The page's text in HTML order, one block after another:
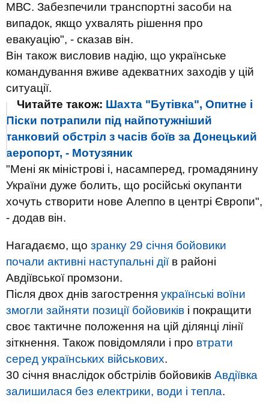
МВС. Забезпечили транспортні засоби на
випадок, якщо ухвалять рішення про
евакуацію", - сказав він.
Він також висловив надію, що українське
командування вживе адекватних заходів у цій
ситуації.
Читайте також: Шахта "Бутівка", Опитне і
Піски потрапили під найпотужніший
танковий обстріл з часів боїв за Донецький
аеропорт, - Мотузяник
"Мені як міністрові і, насамперед, громадянину
України дуже болить, що російські окупанти
хочуть створити нове Алеппо в центрі Європи",
- додав він.
Нагадаємо, що зранку 29 січня бойовики
почали активні наступальні діїв районі
Авдіївської промзони.
Після двох днів загострення українські воїни
змогли зайняти позиції бойовиків і покращити
своє тактичне положення на цій ділянці лінії
зіткнення. Також повідомляли і про втрати
серед українських військових.
30 січня внаслідок обстрілів бойовиків Авдіївка
залишилася без електрики, води і тепла.